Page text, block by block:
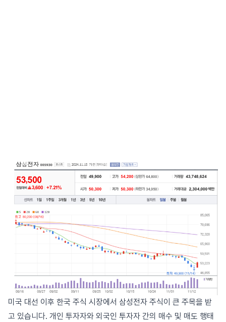
미국 대선 이후 한국 주식 시장에서 삼성전자 주식이 큰 주목을 받
고 있습니다. 개인 투자자와 외국인 투자자 간의 매수 및 매도 행태